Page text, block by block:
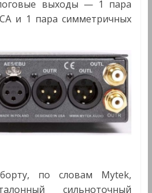
выходы — 1 пара
и 1 пара симметричных
по словам Mytek,
сильноточный